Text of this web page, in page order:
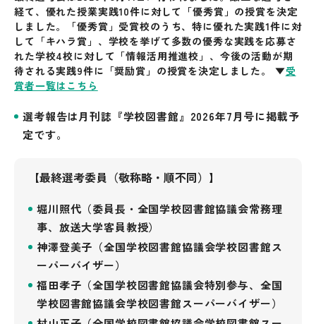
経て、優れた授業実践10件に対して「優秀賞」の授賞を決定
しました。「優秀賞」受賞校のうち、特に優れた実践1件に対
して「キハラ賞」、学校を挙げて多数の優秀な実践を応募さ
れた学校4校に対して「情報活用推進校」、今後の活動が期
待される実践9件に「奨励賞」の授賞を決定しました。 ▼受
賞者一覧はこちら
選考報告は月刊誌『学校図書館』2026年7月号に掲載予
定です。
【最終選考委員（敬称略・順不同）】
堀川照代（委員長・全国学校図書館協議会常務理
事、放送大学客員教授）
神澤登美子（全国学校図書館協議会学校図書館ス
ーパーバイザー）
福田孝子（全国学校図書館協議会特別参与、全国
学校図書館協議会学校図書館スーパーバイザー）